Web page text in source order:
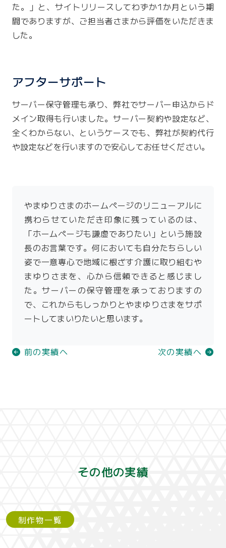
た。」と、サイトリリースしてわずか1か月という期
間でありますが、ご担当者さまから評価をいただきま
した。
アフターサポート
サーバー保守管理も承り、弊社でサーバー申込からド
メイン取得も行いました。サーバー契約や設定など、
全くわからない、というケースでも、弊社が契約代行
や設定などを行いますので安心してお任せください。
やまゆりさまのホームページのリニューアルに
携わらせていただき印象に残っているのは、
「ホームページも謙虚でありたい」という施設
長のお言葉です。何においても自分たちらしい
姿で一意専心で地域に根ざす介護に取り組むや
まゆりさまを、心から信頼できると感じまし
た。サーバーの保守管理を承っておりますの
で、これからもしっかりとやまゆりさまをサポ
ートしてまいりたいと思います。
前の実績へ 次の実績へ
その他の実績
制作物一覧